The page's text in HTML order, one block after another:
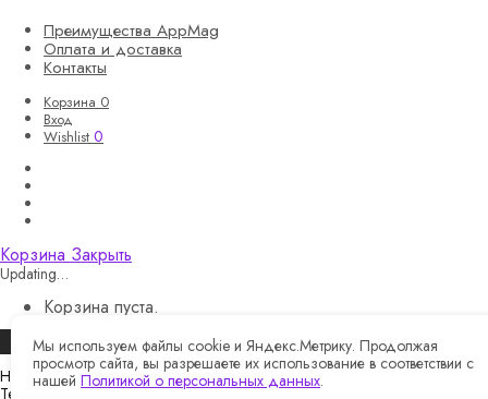
Преимущества AppMag
Оплата и доставка
Контакты
Корзина 0
Вход
Wishlist 0
Корзина Закрыть
Updating…
Корзина пуста.
Продолжить покупки
Назад
Telegram
Мы используем файлы cookie и Яндекс.Метрику. Продолжая
просмотр сайта, вы разрешаете их использование в соответствии с
нашей Политикой о персональных данных.